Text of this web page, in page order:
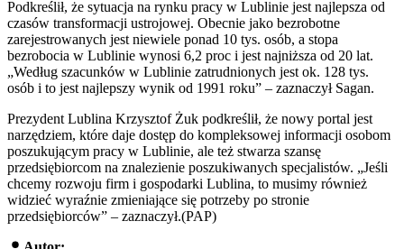
Podkreślił, że sytuacja na rynku pracy w Lublinie jest najlepsza od
czasów transformacji ustrojowej. Obecnie jako bezrobotne
zarejestrowanych jest niewiele ponad 10 tys. osób, a stopa
bezrobocia w Lublinie wynosi 6,2 proc i jest najniższa od 20 lat.
„Według szacunków w Lublinie zatrudnionych jest ok. 128 tys.
osób i to jest najlepszy wynik od 1991 roku” – zaznaczył Sagan.
Prezydent Lublina Krzysztof Żuk podkreślił, że nowy portal jest
narzędziem, które daje dostęp do kompleksowej informacji osobom
poszukującym pracy w Lublinie, ale też stwarza szansę
przedsiębiorcom na znalezienie poszukiwanych specjalistów. „Jeśli
chcemy rozwoju firm i gospodarki Lublina, to musimy również
widzieć wyraźnie zmieniające się potrzeby po stronie
przedsiębiorców” – zaznaczył.(PAP)